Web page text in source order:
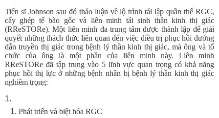
Tiến sĩ Johnson sau đó thảo luận về lộ trình tái lập quần thể RGC,
cấy ghép tế bào gốc và liên minh tái sinh thần kinh thị giác
(RReSTORe). Một liên minh đa trung tâm được thành lập để giải
quyết những thách thức liên quan đến việc điều trị phục hồi đường
dẫn truyền thị giác trong bệnh lý thần kinh thị giác, mà ông và tổ
chức của ông là một phần của liên minh này. Liên minh
RReSTORe đã tập trung vào 5 lĩnh vực quan trọng có khả năng
phục hồi thị lực ở những bệnh nhân bị bệnh lý thần kinh thị giác
nghiêm trọng:
Phát triển và biệt hóa RGC